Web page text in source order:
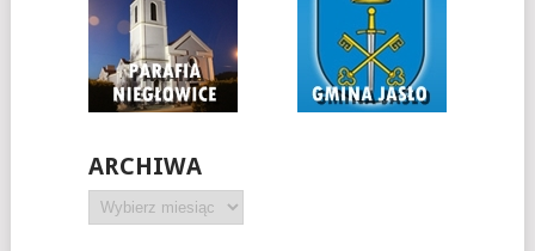
ARCHIWA
Archiwa